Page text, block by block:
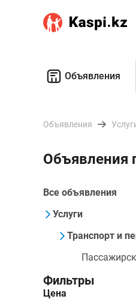
Объявления
Объявления
Объявления
Все объявления
Услуги
Транспорт и
Фильтры
Цена